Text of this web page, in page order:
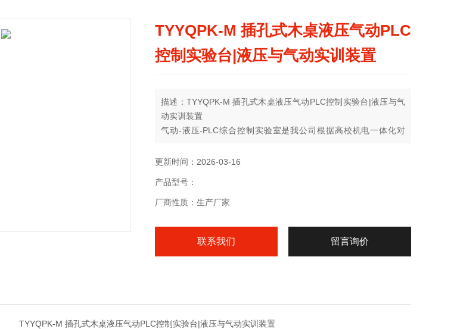
TYYQPK-M 插孔式木桌液压气动PLC
控制实验台|液压与气动实训装置
描述：TYYQPK-M 插孔式木桌液压气动PLC控制实验台|液压与气
动实训装置
气动-液压-PLC综合控制实验室是我公司根据高校机电一体化对
更新时间：2026-03-16
产品型号：
厂商性质：生产厂家
联系我们 留言询价
TYYQPK-M 插孔式木桌液压气动PLC控制实验台|液压与气动实训装置